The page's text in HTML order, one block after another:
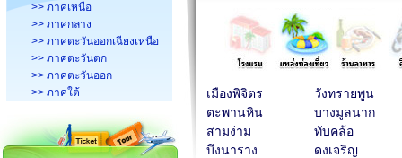
>> ภาคเหนือ
>> ภาคกลาง
>> ภาคตะวันออกเฉียงเหนือ
>> ภาคตะวันตก
>> ภาคตะวันออก
>> ภาคใต้
เมืองพิจิตร
วังทรายพูน
ตะพานหิน
บางมูลนาก
สามง่าม
ทับคล้อ
บึงนาราง
ดงเจริญ